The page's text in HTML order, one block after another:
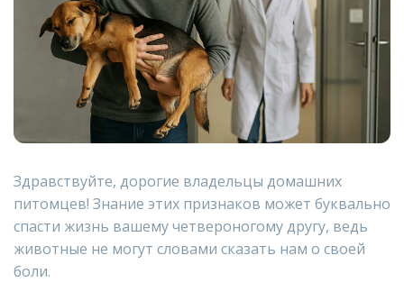
Здравствуйте, дорогие владельцы домашних
питомцев! Знание этих признаков может буквально
спасти жизнь вашему четвероногому другу, ведь
животные не могут словами сказать нам о своей
боли.